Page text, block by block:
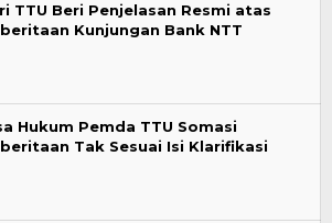
TTU Beri Penjelasan Resmi atas
Kunjungan Bank NTT
Hukum Pemda TTU Somasi
Tak Sesuai Isi Klarifikasi